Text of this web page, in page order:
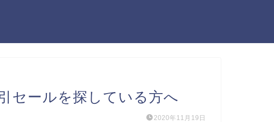
セールを探している方へ
2020年11月19日